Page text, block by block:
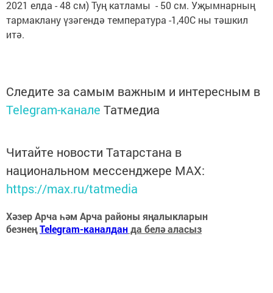
2021 елда - 48 см) Туң катламы - 50 см. Уҗымнарның
тармаклану үзәгендә температура -1,40С ны тәшкил
итә.
Следите за самым важным и интересным в
Telegram-канале Татмедиа
Читайте новости Татарстана в
национальном мессенджере MАХ:
https://max.ru/tatmedia
Хәзер Арча һәм Арча районы яңалыкларын
безнеңTelegram-каналданда белә аласыз